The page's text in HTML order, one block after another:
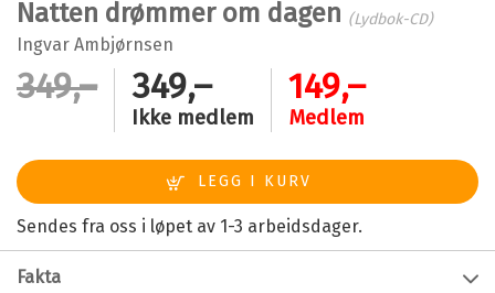
Natten drømmer om dagen (Lydbok-CD)
Ingvar Ambjørnsen
349,– 349,–
Ikke medlem
149,–
Medlem
Sendes fra oss i løpet av 1-3 arbeidsdager.
Fakta